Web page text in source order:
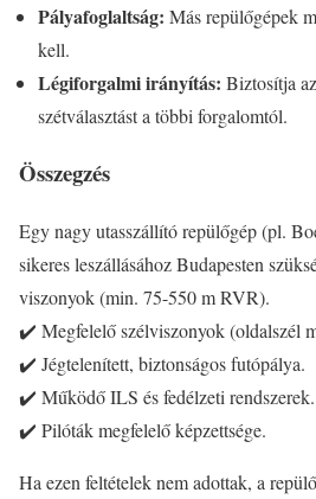
Pályafoglaltság: Más repülőgépek
kell.
Légiforgalmi irányítás: Biztosítja
szétválasztást a többi forgalomtól.
Összegzés
Egy nagy utasszállító repülőgép (pl.
sikeres leszállásához Budapesten
viszonyok (min. 75-550 m RVR).
✔️ Megfelelő szélviszonyok (oldalszél
✔️ Jégtelenített, biztonságos futópálya.
✔️ Működő ILS és fedélzeti rendszerek.
✔️ Pilóták megfelelő képzettsége.
Ha ezen feltételek nem adottak, a